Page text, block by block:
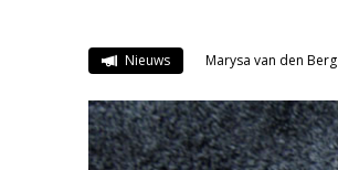
Nieuws Marysa van den Berg